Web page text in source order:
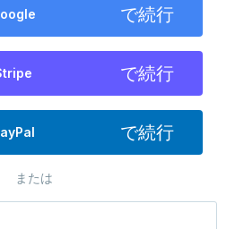
で続行
で続行
で続行
または